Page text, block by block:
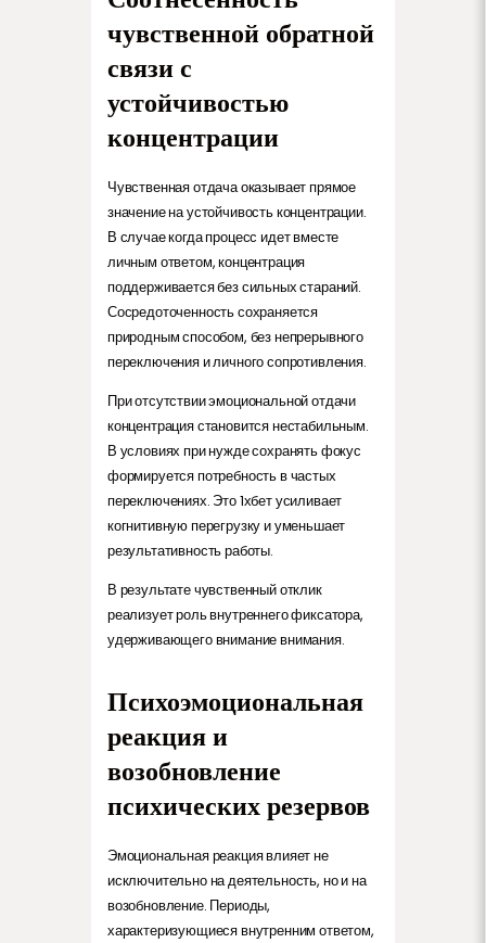
чувственной обратной
связи с
устойчивостью
концентрации
Чувственная отдача оказывает прямое
значение на устойчивость концентрации.
В случае когда процесс идет вместе
личным ответом, концентрация
поддерживается без сильных стараний.
Сосредоточенность сохраняется
природным способом, без непрерывного
переключения и личного сопротивления.
При отсутствии эмоциональной отдачи
концентрация становится нестабильным.
В условиях при нужде сохранять фокус
формируется потребность в частых
переключениях. Это 1хбет усиливает
когнитивную перегрузку и уменьшает
результативность работы.
В результате чувственный отклик
реализует роль внутреннего фиксатора,
удерживающего внимание внимания.
Психоэмоциональная
реакция и
возобновление
психических резервов
Эмоциональная реакция влияет не
исключительно на деятельность, но и на
возобновление. Периоды,
характеризующиеся внутренним ответом,